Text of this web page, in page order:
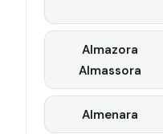
Almazora
Almassora
Almenara